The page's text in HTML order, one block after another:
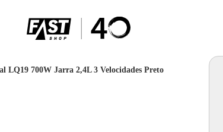
700W Jarra 2,4L 3 Velocidades Preto